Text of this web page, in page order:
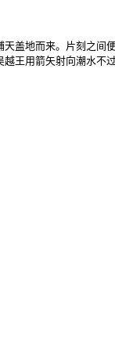
盖地而来。片刻之
王用箭矢射向潮水